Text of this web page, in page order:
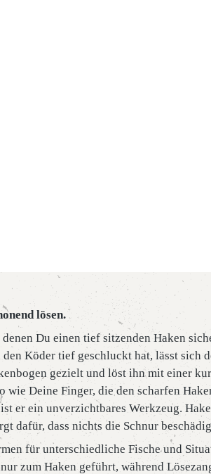
lösen.
Du einen tief sitzenden Haken
Köder tief geschluckt hat, lässt sich
gezielt und löst ihn mit einer
wie Deine Finger, die den scharfen
er ein unverzichtbares Werkzeug.
dafür, dass nichts die Schnur
für unterschiedliche Fische und
zum Haken geführt, während